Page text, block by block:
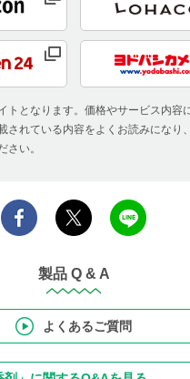
トとなります。価格やサービス内容
されている内容をよくお読みになり
さい。
製品 Q & A
よくあるご質問